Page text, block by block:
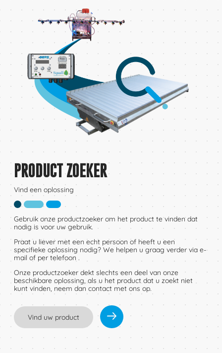
PRODUCT ZOEKER
Vind een oplossing
Gebruik onze productzoeker om het product te vinden dat
nodig is voor uw gebruik.
Praat u liever met een echt persoon of heeft u een
specifieke oplossing nodig? We helpen u graag verder via e-
mail of per telefoon .
Onze productzoeker dekt slechts een deel van onze
beschikbare oplossing, als u het product dat u zoekt niet
kunt vinden, neem dan contact met ons op.
Vind uw product